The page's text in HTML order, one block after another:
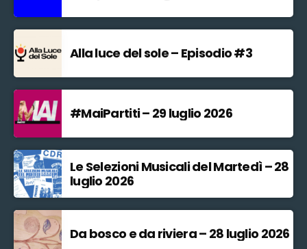
Alla luce del sole – Episodio #3
#MaiPartiti – 29 luglio 2026
Le Selezioni Musicali del Martedì – 28
luglio 2026
Da bosco e da riviera – 28 luglio 2026